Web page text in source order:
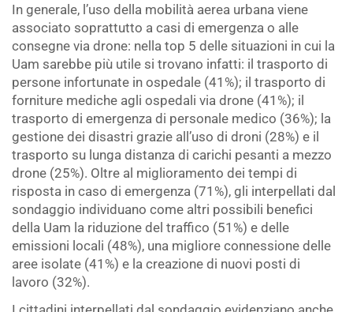
In generale, l’uso della mobilità aerea urbana viene
associato soprattutto a casi di emergenza o alle
consegne via drone: nella top 5 delle situazioni in cui la
Uam sarebbe più utile si trovano infatti: il trasporto di
persone infortunate in ospedale (41%); il trasporto di
forniture mediche agli ospedali via drone (41%); il
trasporto di emergenza di personale medico (36%); la
gestione dei disastri grazie all’uso di droni (28%) e il
trasporto su lunga distanza di carichi pesanti a mezzo
drone (25%). Oltre al miglioramento dei tempi di
risposta in caso di emergenza (71%), gli interpellati dal
sondaggio individuano come altri possibili benefici
della Uam la riduzione del traffico (51%) e delle
emissioni locali (48%), una migliore connessione delle
aree isolate (41%) e la creazione di nuovi posti di
lavoro (32%).